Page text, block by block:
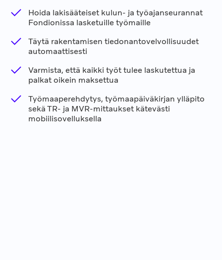
Hoida lakisääteiset kulun- ja työajanseurannat
Fondionissa lasketuille työmaille
Täytä rakentamisen tiedonantovelvollisuudet
automaattisesti
Varmista, että kaikki työt tulee laskutettua ja
palkat oikein maksettua
Työmaaperehdytys, työmaapäiväkirjan ylläpito
sekä TR- ja MVR-mittaukset kätevästi
mobiilisovelluksella